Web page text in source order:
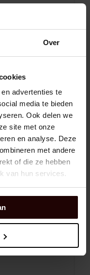
Over
advertenties te
media te bieden
Ook delen we
site met onze
en analyse. Deze
met andere
of die ze hebben
van hun services.
Panier d'achat
PTFE PCMW